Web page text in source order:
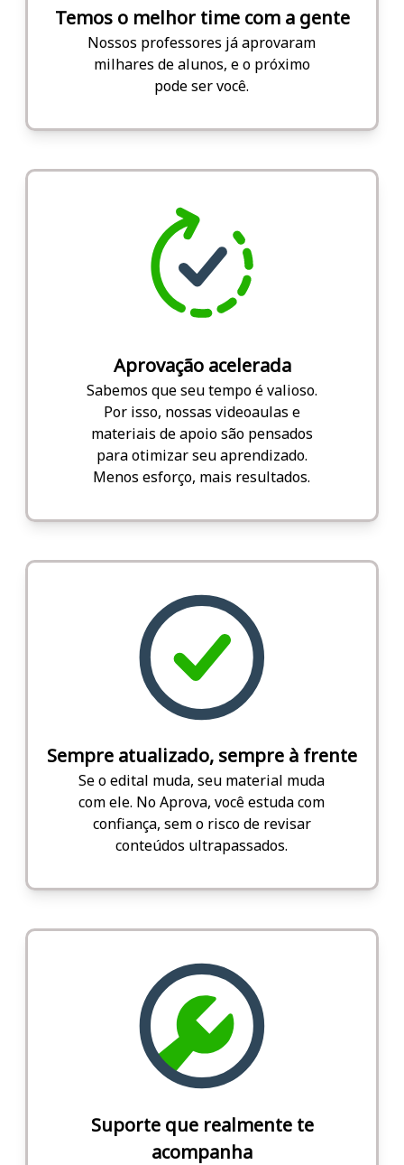
Temos o melhor time com a gente
Nossos professores já aprovaram
milhares de alunos, e o próximo
pode ser você.
Aprovação acelerada
Sabemos que seu tempo é valioso.
Por isso, nossas videoaulas e
materiais de apoio são pensados
para otimizar seu aprendizado.
Menos esforço, mais resultados.
Sempre atualizado, sempre à frente
Se o edital muda, seu material muda
com ele. No Aprova, você estuda com
confiança, sem o risco de revisar
conteúdos ultrapassados.
Suporte que realmente te
acompanha